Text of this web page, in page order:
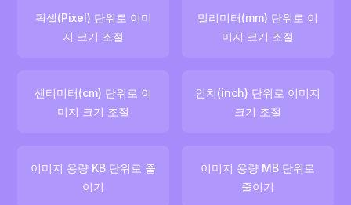
픽셀(Pixel) 단위로 이미
지 크기 조절
밀리미터(mm) 단위로 이
미지 크기 조절
센티미터(cm) 단위로 이
미지 크기 조절
인치(inch) 단위로 이미지
크기 조절
이미지 용량 KB 단위로 줄
이기
이미지 용량 MB 단위로
줄이기